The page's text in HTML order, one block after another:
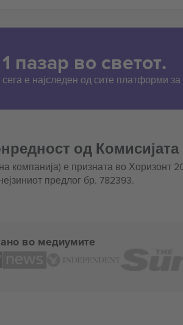
пазар во светот.
е најследен од сите платформи
од
компанија) е призната во
предлог бр. 782393.
во медиумите